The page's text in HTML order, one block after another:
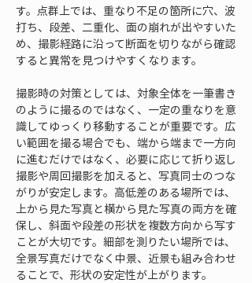
す。点群上では、重なり不足の箇所に穴、波
打ち、段差、二重化、面の崩れが出やすいた
め、撮影経路に沿って断面を切りながら確認
すると異常を見つけやすくなります。
撮影時の対策としては、対象全体を一筆書き
のように撮るのではなく、一定の重なりを意
識してゆっくり移動することが重要です。広
い範囲を撮る場合でも、端から端まで一方向
に進むだけではなく、必要に応じて折り返し
撮影や周回撮影を加えると、写真同士のつな
がりが安定します。高低差のある場所では、
上から見た写真と横から見た写真の両方を確
保し、斜面や段差の形状を複数方向から写す
ことが大切です。細部を測りたい場所では、
全景写真だけでなく中景、近景も組み合わせ
ることで、形状の安定性が上がります。